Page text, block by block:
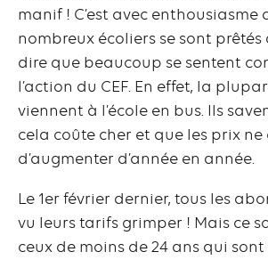
manif ! C’est avec enthousiasme
nombreux écoliers se sont prêtés
dire que beaucoup se sentent
l’action du CEF. En effet, la
viennent à l’école en bus. Ils
cela coûte cher et que les prix ne
d’augmenter d’année en année.
Le 1er février dernier, tous les
vu leurs tarifs grimper ! Mais ce
ceux de moins de 24 ans qui